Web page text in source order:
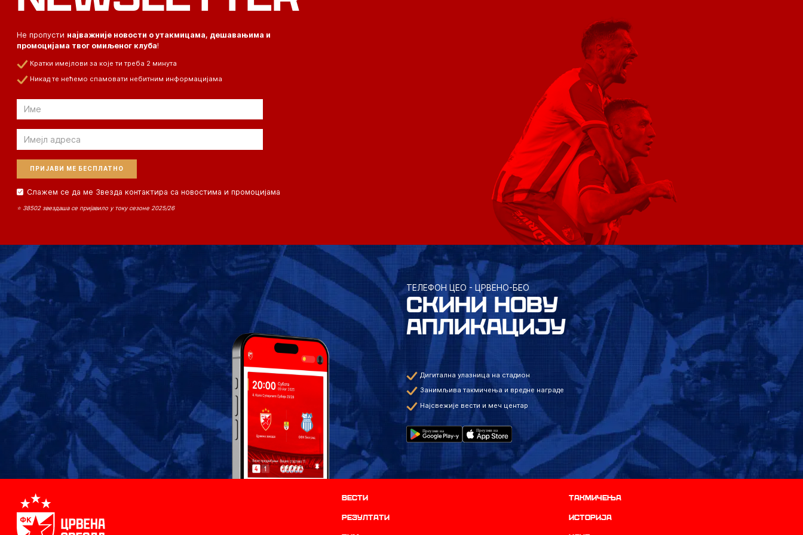
Не пропусти најважније новости о утакмицама, дешавањима и
промоцијама твог омиљеног клуба!
Кратки имејлови за које ти треба 2 минута
Никад те нећемо спамовати небитним информацијама
Email
Email
Слажем се да ме Звезда контактира са новостима и промоцијама
⭐ 38502 звездаша се пријавило у току сезоне 2025/26
ТЕЛЕФОН ЦЕО - ЦРВЕНО-БЕО
СКИНИ НОВУ
АПЛИКАЦИЈУ
Дигитална улазница на стадион
Занимљива такмичења и вредне награде
Најсвежије вести и меч центар
Вести Такмичења
резултати историја